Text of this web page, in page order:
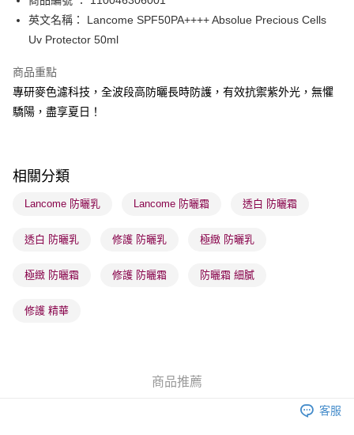
送貨方式
順豐自助櫃 - 確認發貨後1-3個工作天送達
順豐站及營業點 - 確認發貨後1-3個工作天送達
每筆HK$65.00，滿HK$300.00或以上免運費
每筆HK$65.00，滿HK$300.00或以上免運費
(香港門市) 只顯示可選門市。確認發貨後2-5個工作天到店，3天內
取。逾期會取消訂單，並不會安排重寄
(澳門門市) 只顯示可選門市。確認發貨後2-5個工作天到店，3天內
英文名稱： Lancome SPF50PA++++ Absolue Precious Cells
Uv Protector 50ml
商品重點
專研麥色濾科技，全波段高防曬長時防護，有效抗禦紫外光，無懼
驕陽，盡享夏日！
相關分類
Lancome 防曬乳 Lancome 防曬霜 透白 防曬霜
透白 防曬乳 修護 防曬乳 極緻 防曬乳
極緻 防曬霜 修護 防曬霜 防曬霜 細膩
修護 精華
商品推薦
客服